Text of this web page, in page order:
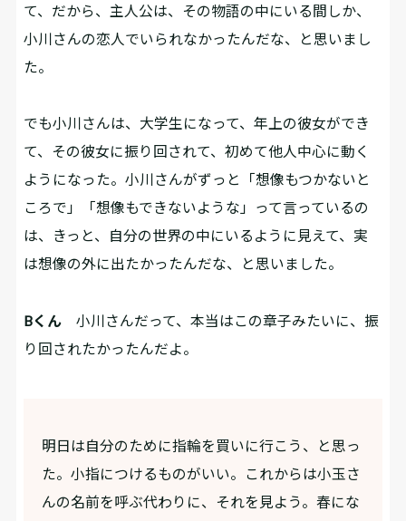
て、だから、主人公は、その物語の中にいる間しか、
小川さんの恋人でいられなかったんだな、と思いまし
た。
でも小川さんは、大学生になって、年上の彼女ができ
て、その彼女に振り回されて、初めて他人中心に動く
ようになった。小川さんがずっと「想像もつかないと
ころで」「想像もできないような」って言っているの
は、きっと、自分の世界の中にいるように見えて、実
は想像の外に出たかったんだな、と思いました。
Bくん 小川さんだって、本当はこの章子みたいに、振
り回されたかったんだよ。
明日は自分のために指輪を買いに行こう、と思っ
た。小指につけるものがいい。これからは小玉さ
んの名前を呼ぶ代わりに、それを見よう。春にな